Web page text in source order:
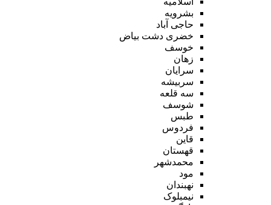
بشرویه
حاجی آباد
خضری دشت بیاض
خوسف
زهان
سرایان
سربیشه
سه قلعه
شوسف
طبس
فردوس
قاین
قهستان
محمدشهر
مود
نهبندان
نیمبلوک